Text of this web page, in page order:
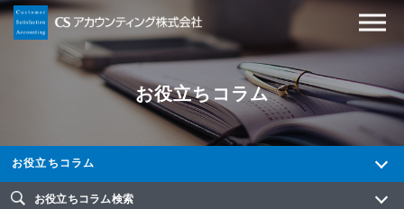
お役立ちコラム
お役立ちコラム
お役立ちコラム検索